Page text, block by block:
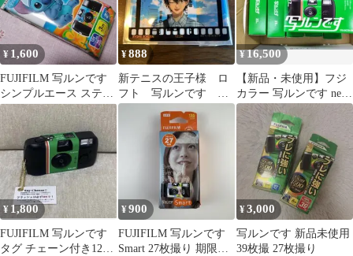
¥ 1,600
FUJIFILM 写ルンです
シンプルエース スティ
ッチ 27枚撮
¥888
新テニスの王子様 ロ
フト 写ルンです フ
ォト風クリアカード
越前リョーマ
¥16,500
【新品・未使用】フジ
カラー 写ルンです new
パッケージ 27枚撮り 6
個
¥ 1,800
FUJIFILM 写ルンです
タグ チェーン付き12枚
¥900
FUJIFILM 写ルンです
Smart 27枚撮り 期限切
¥3,000
写ルンです 新品未使用
39枚撮 27枚撮り